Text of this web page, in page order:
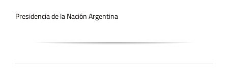
Presidencia de la Nación Argentina